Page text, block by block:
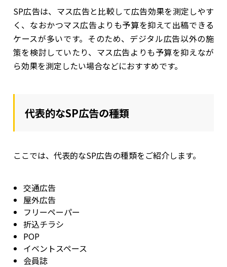
SP広告は、マス広告と比較して広告効果を測定しやす
く、なおかつマス広告よりも予算を抑えて出稿できる
ケースが多いです。そのため、デジタル広告以外の施
策を検討していたり、マス広告よりも予算を抑えなが
ら効果を測定したい場合などにおすすめです。
代表的なSP広告の種類
ここでは、代表的なSP広告の種類をご紹介します。
交通広告
屋外広告
フリーペーパー
折込チラシ
POP
イベントスペース
会員誌